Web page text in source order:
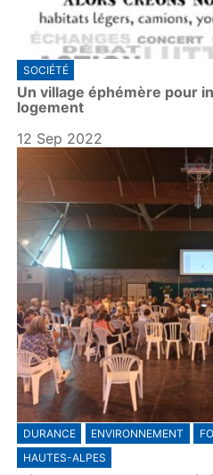
SOCIÉTÉ
Un village éphémère pour
logement
12 Sep 2022
DURANCE ENVIRONNEMENT
HAUTES-ALPES